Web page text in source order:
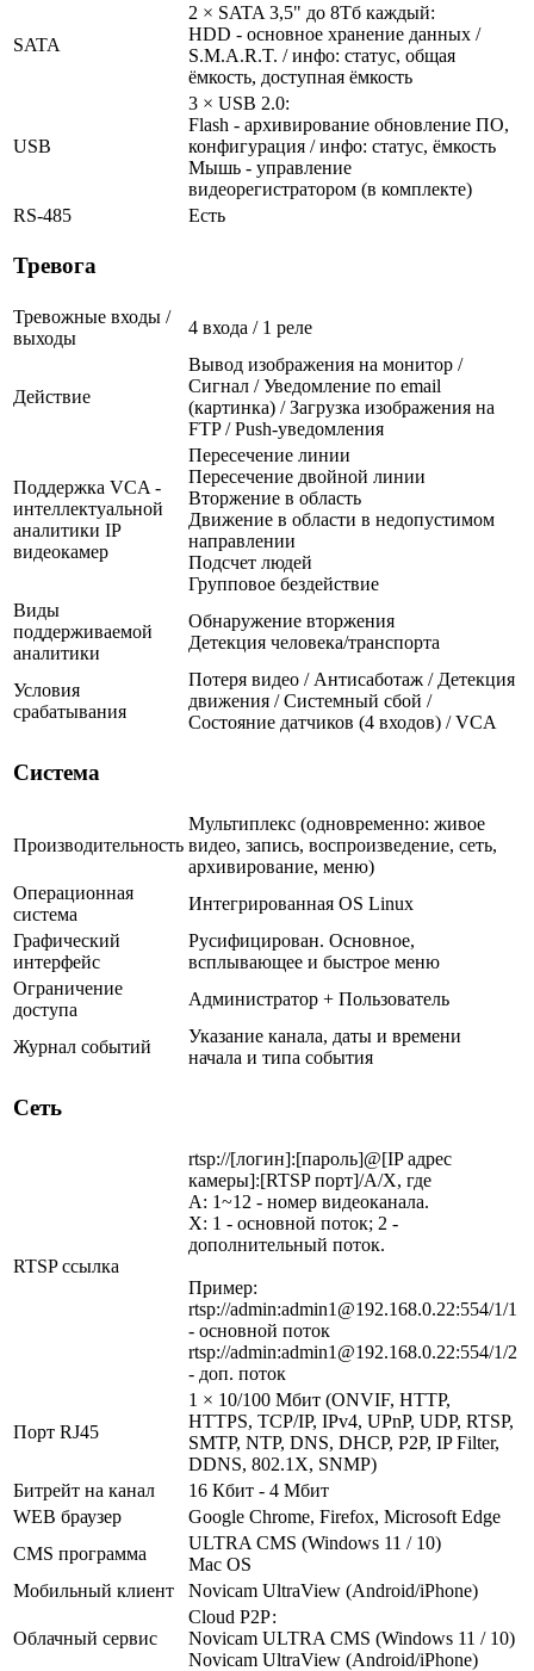
SATA
2 × SATA 3,5" до 8Тб каждый:
HDD - основное хранение данных /
S.M.A.R.T. / инфо: статус, общая
ёмкость, доступная ёмкость
USB
3 × USB 2.0:
Flash - архивирование обновление ПО,
конфигурация / инфо: статус, ёмкость
Мышь - управление
видеорегистратором (в комплекте)
RS-485
Есть
Тревога
Тревожные входы /
выходы
4 входа / 1 реле
Действие
Вывод изображения на монитор /
Сигнал / Уведомление по email
(картинка) / Загрузка изображения на
FTP / Push-уведомления
Поддержка VCA -
интеллектуальной
аналитики IP
видеокамер
Пересечение линии
Пересечение двойной линии
Вторжение в область
Движение в области в недопустимом
направлении
Подсчет людей
Групповое бездействие
Виды
поддерживаемой
аналитики
Обнаружение вторжения
Детекция человека/транспорта
Условия
срабатывания
Потеря видео / Антисаботаж / Детекция
движения / Системный сбой /
Состояние датчиков (4 входов) / VCA
Система
Производительность
Мультиплекс (одновременно: живое
видео, запись, воспроизведение, сеть,
архивирование, меню)
Операционная
система
Интегрированная OS Linux
Графический
интерфейс
Русифицирован. Основное,
всплывающее и быстрое меню
Ограничение
доступа
Администратор + Пользователь
Журнал событий
Указание канала, даты и времени
начала и типа события
Сеть
RTSP ссылка
rtsp://[логин]:[пароль]@[IP адрес
камеры]:[RTSP порт]/A/X, где
A: 1~12 - номер видеоканала.
X: 1 - основной поток; 2 -
дополнительный поток.
Пример:
rtsp://admin:admin1@192.168.0.22:554/1/1
- основной поток
rtsp://admin:admin1@192.168.0.22:554/1/2
- доп. поток
Порт RJ45
1 × 10/100 Мбит (ONVIF, HTTP,
HTTPS, TCP/IP, IPv4, UPnP, UDP, RTSP,
SMTP, NTP, DNS, DHCP, P2P, IP Filter,
DDNS, 802.1X, SNMP)
Битрейт на канал
16 Кбит - 4 Мбит
WEB браузер
Google Chrome, Firefox, Microsoft Edge
CMS программа
ULTRA CMS (Windows 11 / 10)
Mac OS
Мобильный клиент
Novicam UltraView (Android/iPhone)
Облачный сервис
Cloud Р2Р:
Novicam ULTRA CMS (Windows 11 / 10)
Novicam UltraView (Android/iPhone)